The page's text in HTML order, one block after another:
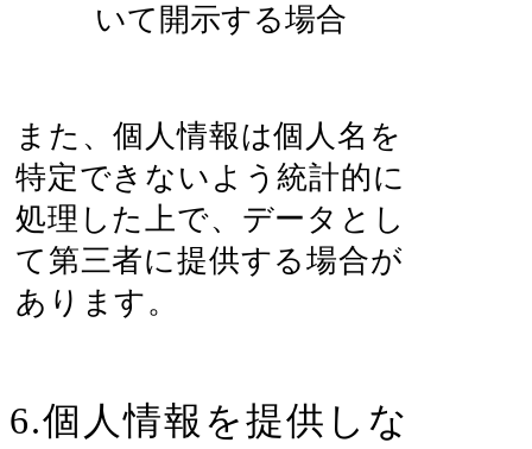
いて開示する場合
また、個人情報は個人名を
特定できないよう統計的に
処理した上で、データとし
て第三者に提供する場合が
あります。
6.個人情報を提供しな